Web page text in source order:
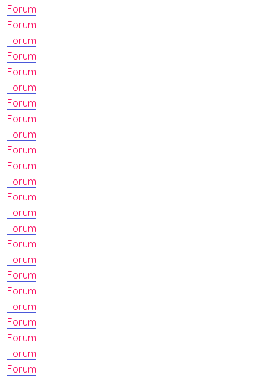
Forum
Forum
Forum
Forum
Forum
Forum
Forum
Forum
Forum
Forum
Forum
Forum
Forum
Forum
Forum
Forum
Forum
Forum
Forum
Forum
Forum
Forum
Forum
Forum